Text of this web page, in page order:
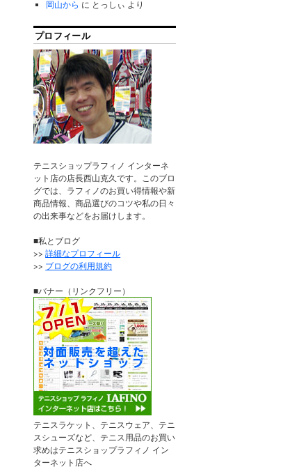
岡山から に とっしぃ より
プロフィール
テニスショップラフィノ インターネ
ット店の店長西山克久です。このブロ
グでは、ラフィノのお買い得情報や新
商品情報、商品選びのコツや私の日々
の出来事などをお届けします。
■私とブログ
>>詳細なプロフィール
>> ブログの利用規約
■バナー（リンクフリー）
テニスラケット、テニスウェア、テニ
スシューズなど、テニス用品のお買い
求めはテニスショップラフィノ イン
ターネット店へ